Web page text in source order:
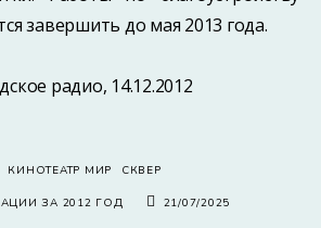
завершить до мая 2013 года.
радио, 14.12.2012
КИНОТЕАТР МИР СКВЕР
ЗА 2012 ГОД 21/07/2025